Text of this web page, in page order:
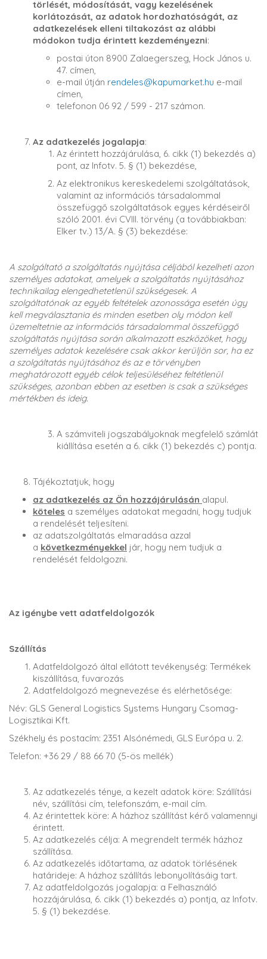
törlését, módosítását, vagy kezelésének
korlátozását, az adatok hordozhatóságát, az
adatkezelések elleni tiltakozást az alábbi
módokon tudja érintett kezdeményezni:
postai úton 8900 Zalaegerszeg, Hock János u.
47. címen,
e-mail útján rendeles@kapumarket.hu e-mail
címen,
telefonon 06 92 / 599 - 217 számon.
Az adatkezelés jogalapja:
Az érintett hozzájárulása, 6. cikk (1) bekezdés a)
pont, az Infotv. 5. § (1) bekezdése,
Az elektronikus kereskedelemi szolgáltatások,
valamint az információs társadalommal
összefüggő szolgáltatások egyes kérdéseiről
szóló 2001. évi CVIII. törvény (a továbbiakban:
Elker tv.) 13/A. § (3) bekezdése:
A szolgáltató a szolgáltatás nyújtása céljából kezelheti azon
személyes adatokat, amelyek a szolgáltatás nyújtásához
technikailag elengedhetetlenül szükségesek. A
szolgáltatónak az egyéb feltételek azonossága esetén úgy
kell megválasztania és minden esetben oly módon kell
üzemeltetnie az információs társadalommal összefüggő
szolgáltatás nyújtása során alkalmazott eszközöket, hogy
személyes adatok kezelésére csak akkor kerüljön sor, ha ez
a szolgáltatás nyújtásához és az e törvényben
meghatározott egyéb célok teljesüléséhez feltétlenül
szükséges, azonban ebben az esetben is csak a szükséges
mértékben és ideig.
A számviteli jogszabályoknak megfelelő számlát
kiállítása esetén a 6. cikk (1) bekezdés c) pontja.
Tájékoztatjuk, hogy
az adatkezelés az Ön hozzájárulásán alapul.
köteles a személyes adatokat megadni, hogy tudjuk
a rendelését teljesíteni.
az adatszolgáltatás elmaradása azzal
a következményekkel jár, hogy nem tudjuk a
rendelését feldolgozni.
Az igénybe vett adatfeldolgozók
Szállítás
Adatfeldolgozó által ellátott tevékenység: Termékek
kiszállítása, fuvarozás
Adatfeldolgozó megnevezése és elérhetősége:
Név: GLS General Logistics Systems Hungary Csomag-
Logisztikai Kft.
Székhely és postacím: 2351 Alsónémedi, GLS Európa u. 2.
Telefon: +36 29 / 88 66 70 (5-ös mellék)
Az adatkezelés ténye, a kezelt adatok köre: Szállítási
név, szállítási cím, telefonszám, e-mail cím.
Az érintettek köre: A házhoz szállítást kérő valamennyi
érintett.
Az adatkezelés célja: A megrendelt termék házhoz
szállítása.
Az adatkezelés időtartama, az adatok törlésének
határideje: A házhoz szállítás lebonyolításáig tart.
Az adatfeldolgozás jogalapja: a Felhasználó
hozzájárulása, 6. cikk (1) bekezdés a) pontja, az Infotv.
5. § (1) bekezdése.